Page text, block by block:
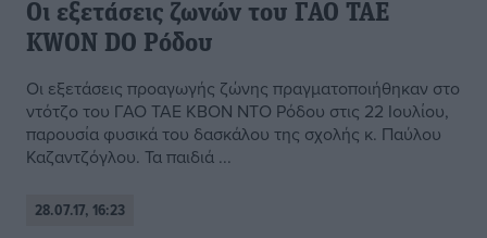
Οι εξετάσεις ζωνών του ΓΑΟ TAE
KWON DO Ρόδου
Οι εξετάσεις προαγωγής ζώνης πραγματοποιήθηκαν στο
ντότζο του ΓΑΟ ΤΑΕ ΚΒΟΝ ΝΤΟ Ρόδου στις 22 Ιουλίου,
παρουσία φυσικά του δασκάλου της σχολής κ. Παύλου
Καζαντζόγλου. Τα παιδιά ...
28.07.17, 16:23